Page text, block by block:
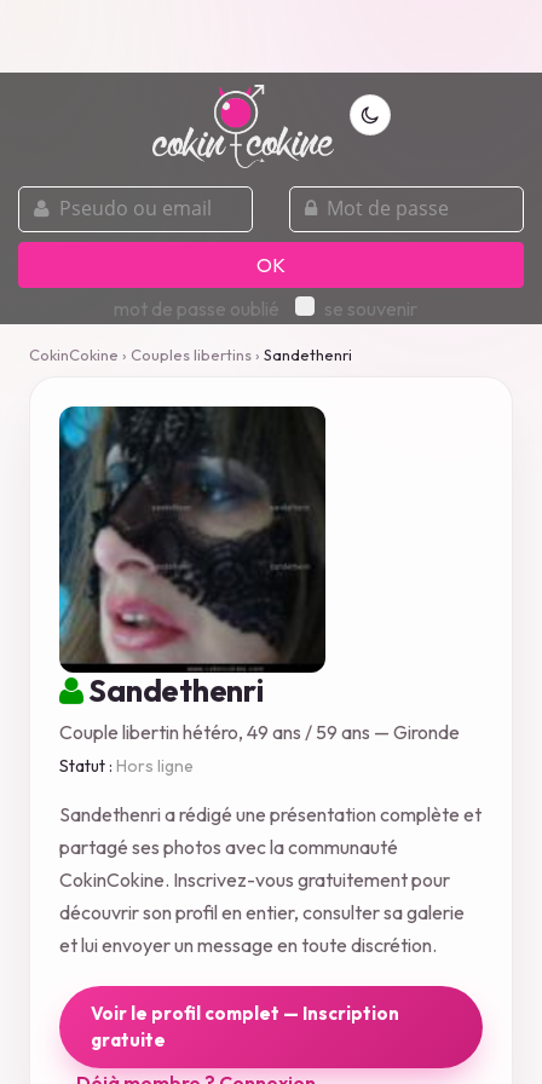
pseudo
ou
email
mot
de
passe
OK
mot de passe oublié
se souvenir
CokinCokine › Couples libertins› Sandethenri
Sandethenri
Couple libertin hétéro, 49 ans / 59 ans — Gironde
Statut : Hors ligne
Sandethenri a rédigé une présentation complète et
partagé ses photos avec la communauté
CokinCokine. Inscrivez-vous gratuitement pour
découvrir son profil en entier, consulter sa galerie
et lui envoyer un message en toute discrétion.
Voir le profil complet — Inscription
gratuite